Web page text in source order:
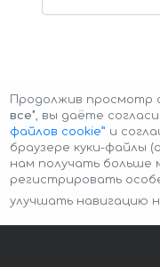
Авторские права ©
Продолжив просмотр
все", вы даёте
файлов cookie” и
браузере куки-файлы
нам получать больше
регистрировать
улучшать навигацию